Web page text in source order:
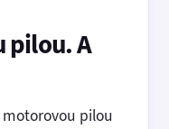
pilou. A
pilou